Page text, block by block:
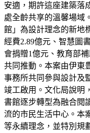
安適，期許這座建築落
處全齡共享的溫馨場域
館」為設計理念的新地
經費2.89億元、智慧圖
會捐贈1億元、教育部
共同推動。本案由伊東
事務所共同參與設計及
竣工啟用。文化局說明
書館逐步轉型為融合閱
流的市民生活中心。本
等永續理念，並特別規